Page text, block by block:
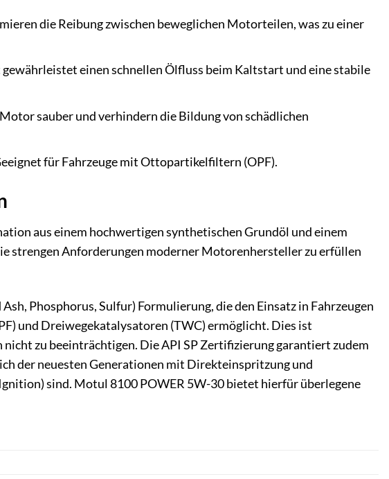
die Reibung zwischen beweglichen Motorteilen, was zu einer
einen schnellen Ölfluss beim Kaltstart und eine stabile
sauber und verhindern die Bildung von schädlichen
für Fahrzeuge mit Ottopartikelfiltern (OPF).
aus einem hochwertigen synthetischen Grundöl und einem
strengen Anforderungen moderner Motorenhersteller zu erfüllen
Phosphorus, Sulfur) Formulierung, die den Einsatz in Fahrzeugen
und Dreiwegekatalysatoren (TWC) ermöglicht. Dies ist
zu beeinträchtigen. Die API SP Zertifizierung garantiert zudem
der neuesten Generationen mit Direkteinspritzung und
sind. Motul 8100 POWER 5W-30 bietet hierfür überlegene